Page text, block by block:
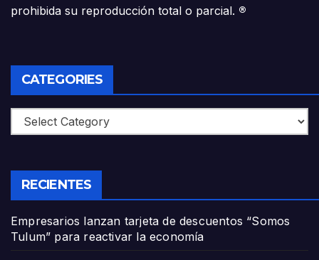
prohibida su reproducción total o parcial. ®
CATEGORIES
Categories
RECIENTES
Empresarios lanzan tarjeta de descuentos “Somos
Tulum” para reactivar la economía